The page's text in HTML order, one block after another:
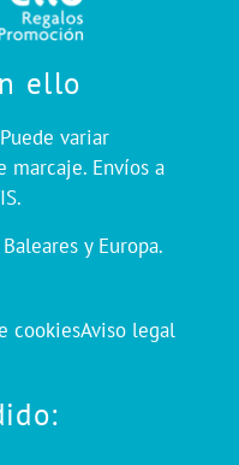
ello
variar
Envíos a
y Europa.
cookiesAviso legal